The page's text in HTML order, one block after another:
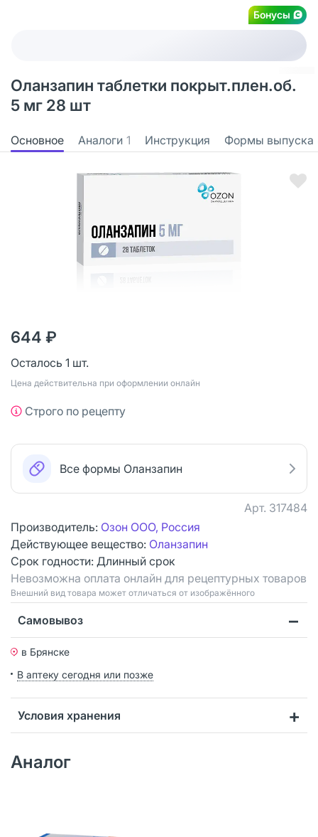
Бонусы
Оланзапин таблетки покрыт.плен.об.
5 мг 28 шт
Основное Аналоги 1 Инструкция Формы выпуска
644 ₽
Осталось 1 шт.
Цена действительна при оформлении онлайн
Строго по рецепту
Все формы Оланзапин
Арт. 317484
Производитель: Озон ООО, Россия
Действующее вещество: Оланзапин
Срок годности: Длинный срок
Невозможна оплата онлайн для рецептурных товаров
Bнешний вид товара может отличаться от изображённого
Самовывоз
в Брянске
В аптеку сегодня или позже
Условия хранения
Аналог